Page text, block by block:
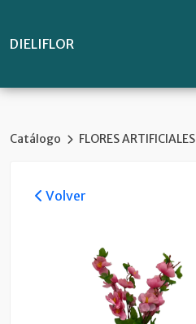
DIELIFLOR
Catálogo FLORES ARTIFICIALES
Volver